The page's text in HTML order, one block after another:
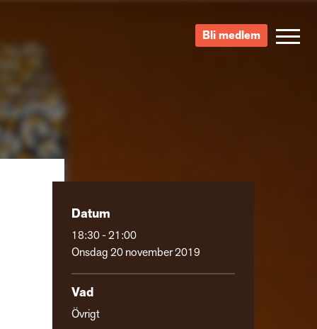
Bli medlem
Datum
18:30 - 21:00
Onsdag 20 november 2019
Vad
Övrigt